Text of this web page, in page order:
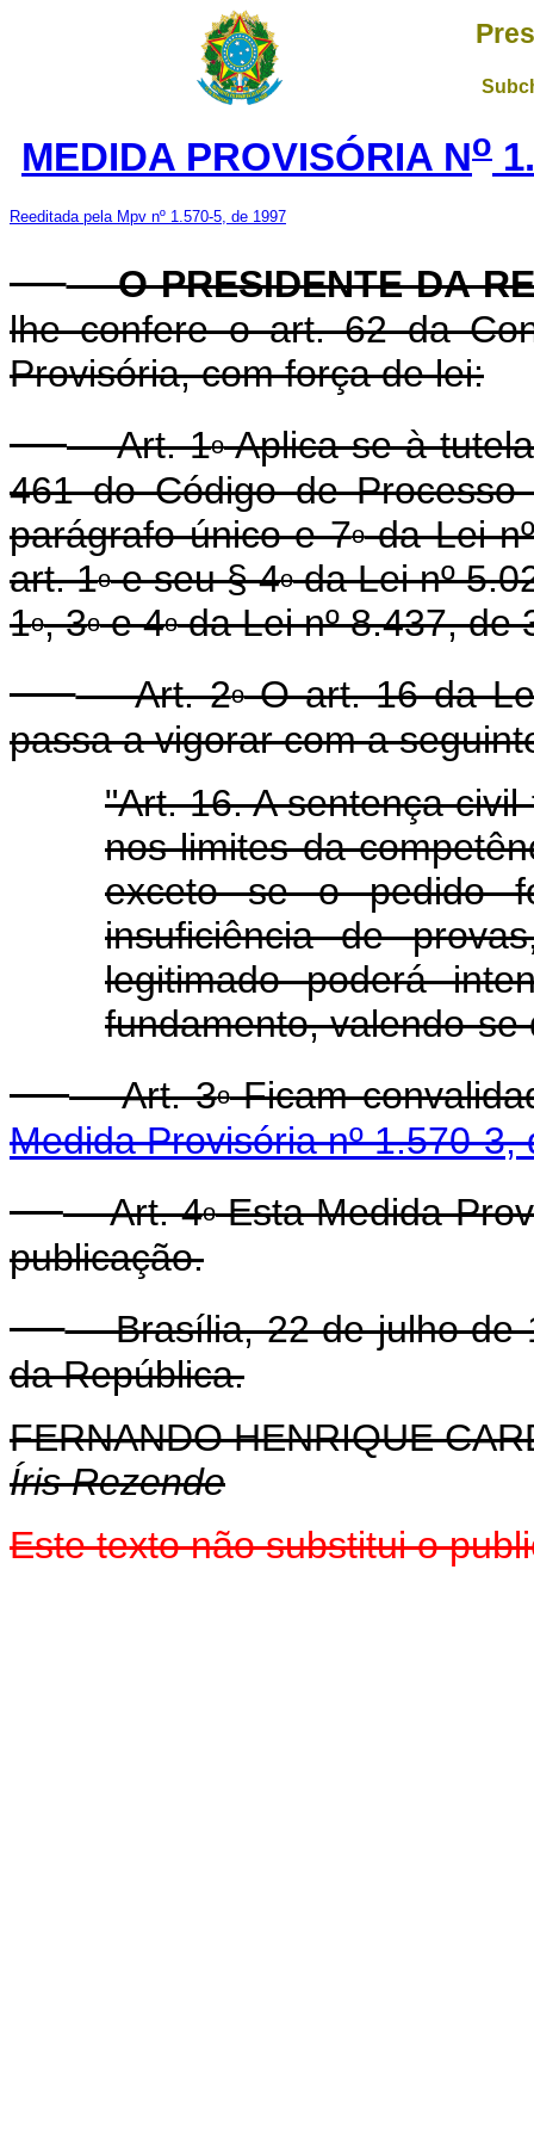
MEDIDA PROVISÓRIA No
Reeditada pela Mpv nº 1.570-5, de 1997
O PRESIDENTE DA
lhe confere o art. 62 da
Provisória, com força de lei:
Art. 1oAplica-se à
461 do Código de
parágrafo único e 7oda Lei
art. 1oe seu § 4oda Lei nº
1o, 3oe 4oda Lei nº 8.437, de
Art. 2oO art. 16 da
passa a vigorar com a
"Art. 16. A sentença
nos limites da
exceto se o pedido
insuficiência de
legitimado poderá
fundamento, valendo-se
Art. 3oFicam
Medida Provisória nº 1.570-
Art. 4oEsta Medida
publicação.
Brasília, 22 de julho de
da República.
FERNANDO HENRIQUE
Íris Rezende
Este texto não substitui o